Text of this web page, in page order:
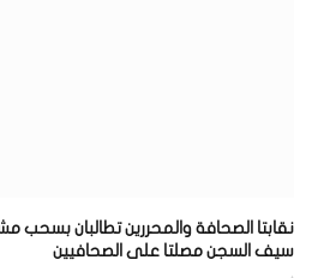
نقابتا الصحافة والمحررين تطالبان بسحب
سيف السجن مصلتا على الصحافيين